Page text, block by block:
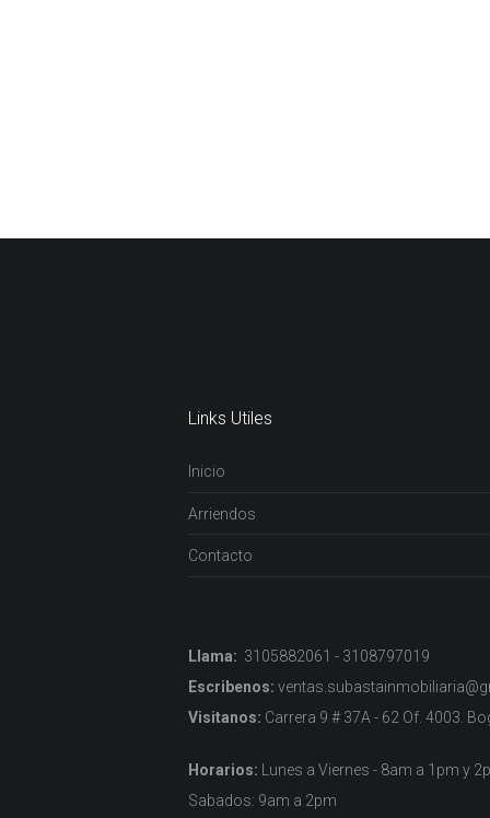
Links Utiles
Inicio
Arriendos
Contacto
Llama: 3105882061 - 3108797019
Escribenos:
Visitanos: Carrera 9 # 37A - 62 Of. 4003.
Horarios: Lunes a Viernes - 8am a 1pm y
Sabados: 9am a 2pm